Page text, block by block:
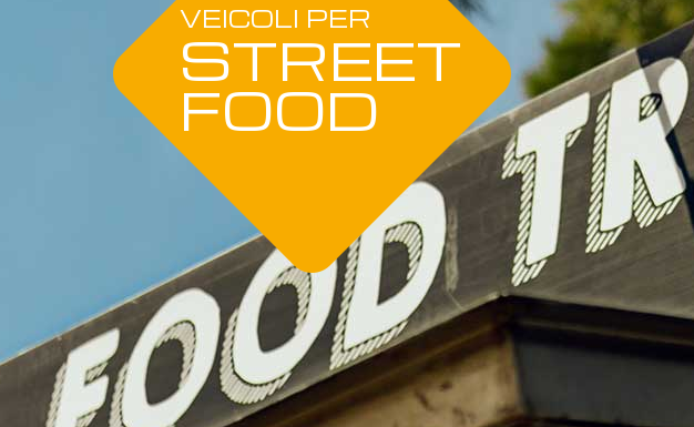
VEICOLI PER
STREET
FOOD